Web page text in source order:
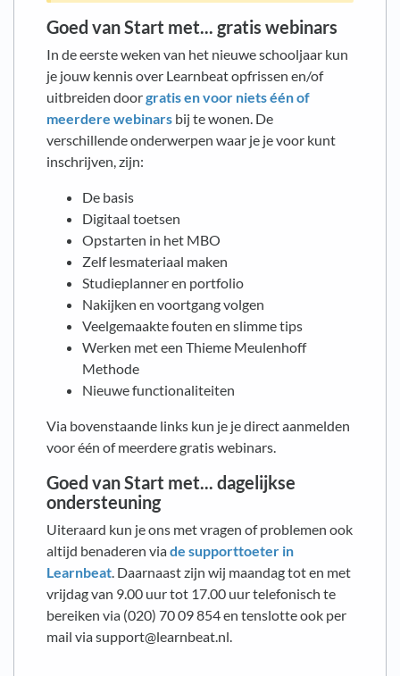
Goed van Start met... gratis webinars
In de eerste weken van het nieuwe schooljaar kun
je jouw kennis over Learnbeat opfrissen en/of
uitbreiden doorgratis en voor niets één of
meerdere webinars bij te wonen. De
verschillende onderwerpen waar je je voor kunt
inschrijven, zijn:
De basis
Digitaal toetsen
Opstarten in het MBO
Zelf lesmateriaal maken
Studieplanner en portfolio
Nakijken en voortgang volgen
Veelgemaakte fouten en slimme tips
Werken met een Thieme Meulenhoff
Methode
Nieuwe functionaliteiten
Via bovenstaande links kun je je direct aanmelden
voor één of meerdere gratis webinars.
Goed van Start met... dagelijkse
ondersteuning
Uiteraard kun je ons met vragen of problemen ook
altijd benaderen viade supporttoeter in
Learnbeat. Daarnaast zijn wij maandag tot en met
vrijdag van 9.00 uur tot 17.00 uur telefonisch te
bereiken via (020) 70 09 854 en tenslotte ook per
mail via support@learnbeat.nl.